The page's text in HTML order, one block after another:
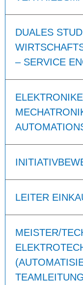
DUALES
– SERVICE
LEITER
MEISTER/